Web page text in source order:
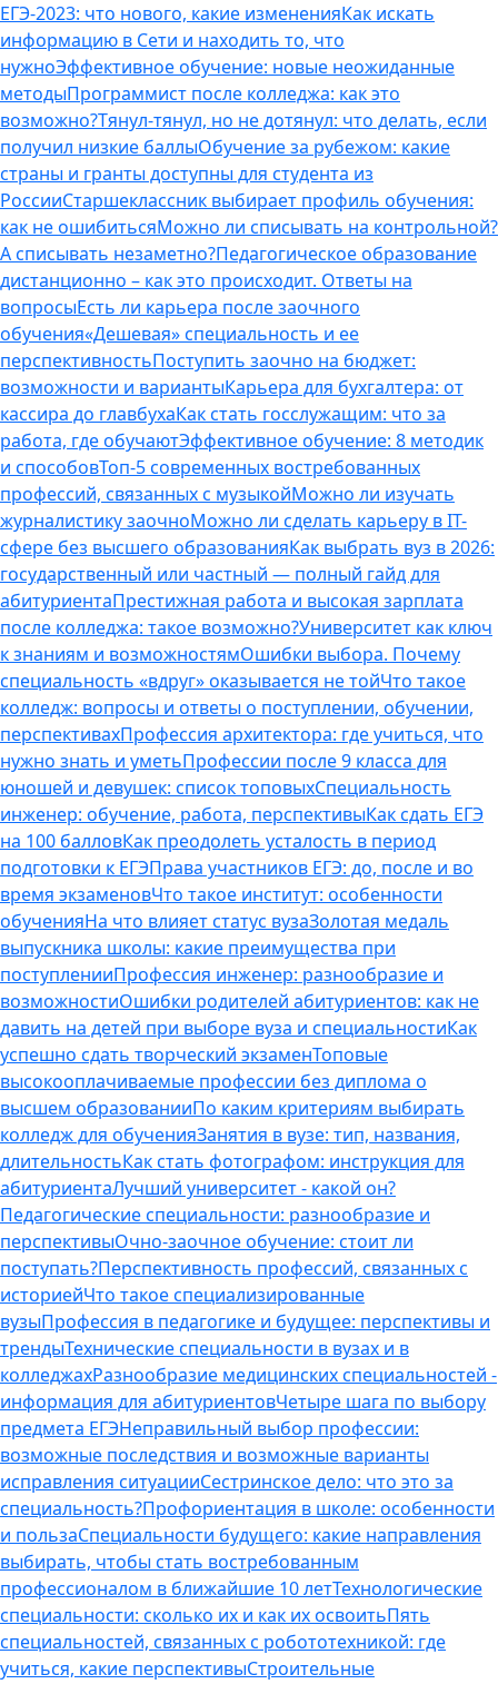
ЕГЭ-2023: что нового, какие измененияКак искать
информацию в Сети и находить то, что
нужноЭффективное обучение: новые неожиданные
методыПрограммист после колледжа: как это
возможно?Тянул-тянул, но не дотянул: что делать, если
получил низкие баллыОбучение за рубежом: какие
страны и гранты доступны для студента из
РоссииСтаршеклассник выбирает профиль обучения:
как не ошибитьсяМожно ли списывать на контрольной?
А списывать незаметно?Педагогическое образование
дистанционно – как это происходит. Ответы на
вопросыЕсть ли карьера после заочного
обучения«Дешевая» специальность и ее
перспективностьПоступить заочно на бюджет:
возможности и вариантыКарьера для бухгалтера: от
кассира до главбухаКак стать госслужащим: что за
работа, где обучаютЭффективное обучение: 8 методик
и способовТоп-5 современных востребованных
профессий, связанных с музыкойМожно ли изучать
журналистику заочноМожно ли сделать карьеру в IT-
сфере без высшего образованияКак выбрать вуз в 2026:
государственный или частный — полный гайд для
абитуриентаПрестижная работа и высокая зарплата
после колледжа: такое возможно?Университет как ключ
к знаниям и возможностямОшибки выбора. Почему
специальность «вдруг» оказывается не тойЧто такое
колледж: вопросы и ответы о поступлении, обучении,
перспективахПрофессия архитектора: где учиться, что
нужно знать и уметьПрофессии после 9 класса для
юношей и девушек: список топовыхСпециальность
инженер: обучение, работа, перспективыКак сдать ЕГЭ
на 100 балловКак преодолеть усталость в период
подготовки к ЕГЭПрава участников ЕГЭ: до, после и во
время экзаменовЧто такое институт: особенности
обученияНа что влияет статус вузаЗолотая медаль
выпускника школы: какие преимущества при
поступленииПрофессия инженер: разнообразие и
возможностиОшибки родителей абитуриентов: как не
давить на детей при выборе вуза и специальностиКак
успешно сдать творческий экзаменТоповые
высокооплачиваемые профессии без диплома о
высшем образованииПо каким критериям выбирать
колледж для обученияЗанятия в вузе: тип, названия,
длительностьКак стать фотографом: инструкция для
абитуриентаЛучший университет - какой он?
Педагогические специальности: разнообразие и
перспективыОчно-заочное обучение: стоит ли
поступать?Перспективность профессий, связанных с
историейЧто такое специализированные
вузыПрофессия в педагогике и будущее: перспективы и
трендыТехнические специальности в вузах и в
колледжахРазнообразие медицинских специальностей -
информация для абитуриентовЧетыре шага по выбору
предмета ЕГЭНеправильный выбор профессии:
возможные последствия и возможные варианты
исправления ситуацииСестринское дело: что это за
специальность?Профориентация в школе: особенности
и пользаСпециальности будущего: какие направления
выбирать, чтобы стать востребованным
профессионалом в ближайшие 10 летТехнологические
специальности: сколько их и как их освоитьПять
специальностей, связанных с робототехникой: где
учиться, какие перспективыСтроительные